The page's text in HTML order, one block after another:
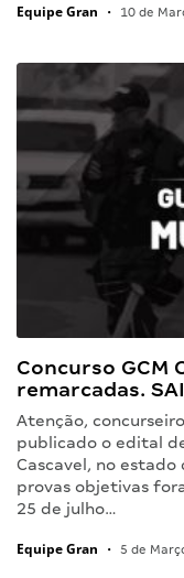
Equipe Gran • 10 de
Concurso GCM
remarcadas.
Atenção,
publicado o edital
Cascavel, no estado
provas objetivas
25 de julho…
Equipe Gran • 5 de